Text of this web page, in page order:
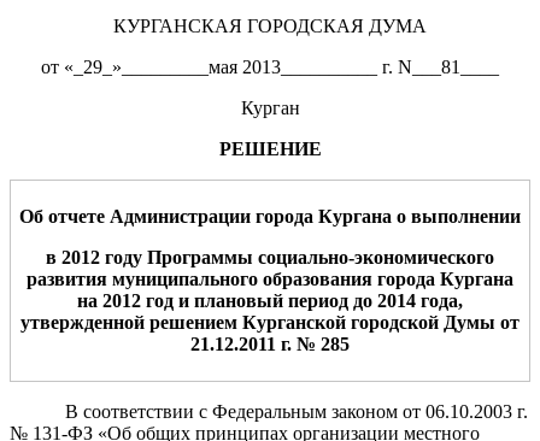
КУРГАНСКАЯ ГОРОДСКАЯ ДУМА
от «_29_»_________мая 2013__________ г. N___81____
Курган
РЕШЕНИЕ
Об отчете Администрации города Кургана о выполнении
в 2012 году Программы социально-экономического
развития муниципального образования города Кургана
на 2012 год и плановый период до 2014 года,
утвержденной решением Курганской городской Думы от
21.12.2011 г. № 285
В соответствии с Федеральным законом от 06.10.2003 г.
№ 131-ФЗ «Об общих принципах организации местного